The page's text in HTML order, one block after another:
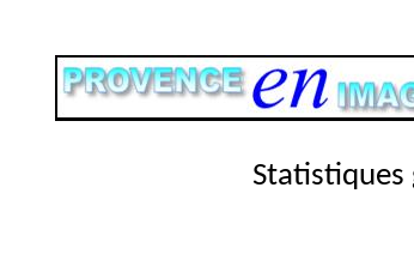
Statistiques